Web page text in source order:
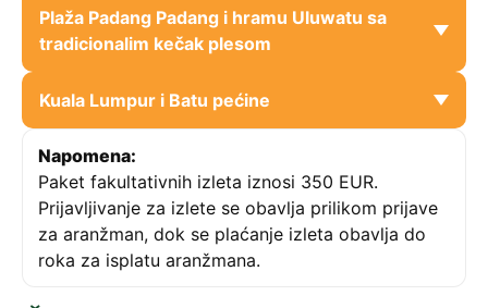
Plaža Padang Padang i hramu Uluwatu sa
tradicionalim kečak plesom
Kuala Lumpur i Batu pećine
Napomena:
Paket fakultativnih izleta iznosi 350 EUR.
Prijavljivanje za izlete se obavlja prilikom prijave
za aranžman, dok se plaćanje izleta obavlja do
roka za isplatu aranžmana.